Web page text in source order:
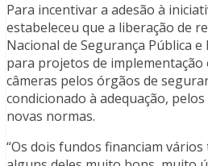
Para incentivar a adesão à
estabeleceu que a liberação de
Nacional de Segurança Pública
para projetos de implementação
câmeras pelos órgãos de
condicionado à adequação,
novas normas.
“Os dois fundos financiam